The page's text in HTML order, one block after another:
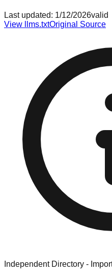
Last updated: 1/12/2026valid
View llms.txtOriginal Source
Independent Directory -